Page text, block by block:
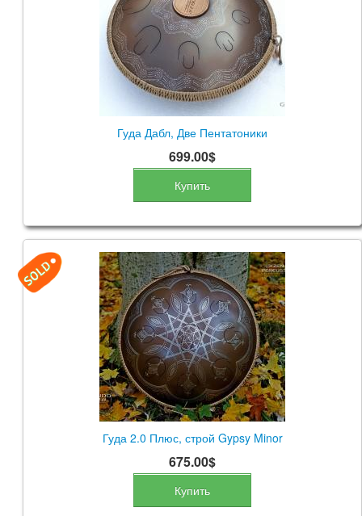
Гуда Дабл, Две Пентатоники
699.00$
Купить
Гуда 2.0 Плюс, строй Gypsy Minor
675.00$
Купить